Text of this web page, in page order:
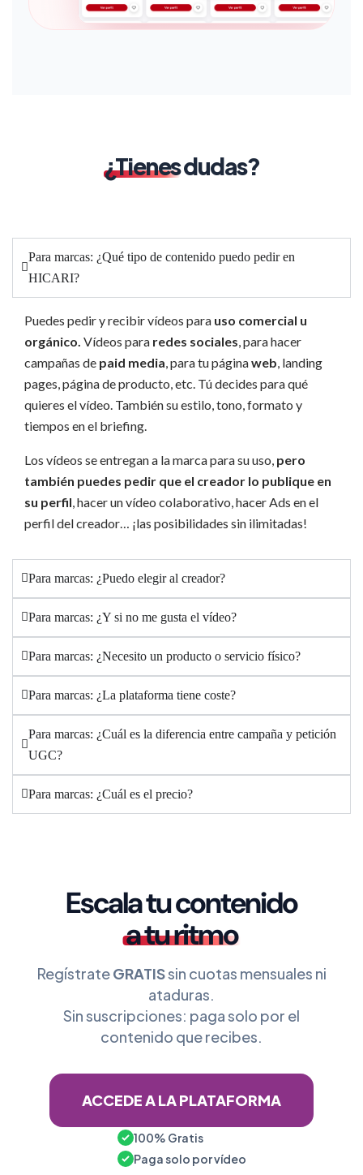
¿Tienesdudas?
Para marcas: ¿Qué tipo de contenido puedo pedir en
HICARI?
Puedes pedir y recibir vídeos para uso comercial u
orgánico. Vídeos para redes sociales, para hacer
campañas de paid media, para tu páginaweb, landing
pages, página de producto, etc. Tú decides para qué
quieres el vídeo. También su estilo, tono, formato y
tiempos en el briefing.
Los vídeos se entregan a la marca para su uso, pero
también puedes pedir que el creador lo publique en
su perfil, hacer un vídeo colaborativo, hacer Ads en el
perfil del creador… ¡las posibilidades sin ilimitadas!
Para marcas: ¿Puedo elegir al creador?
Para marcas: ¿Y si no me gusta el vídeo?
Para marcas: ¿Necesito un producto o servicio físico?
Para marcas: ¿La plataforma tiene coste?
Para marcas: ¿Cuál es la diferencia entre campaña y petición
UGC?
Para marcas: ¿Cuál es el precio?
Escala tu contenido
a tu ritmo
RegístrateGRATISsin cuotas mensuales ni
ataduras.
Sin suscripciones: paga solo por el
contenido que recibes.
ACCEDE A LA PLATAFORMA
100% Gratis
Paga solo por vídeo